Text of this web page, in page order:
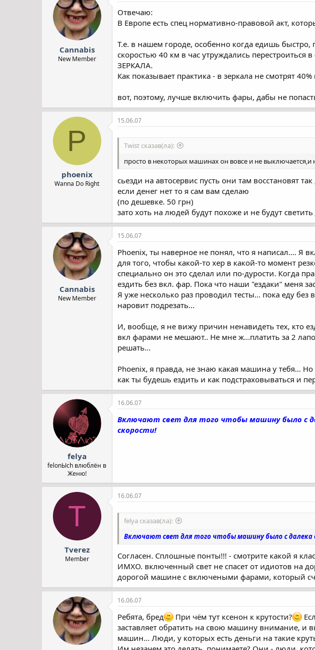
Cannabis
New Member
Отвечаю:
В Европе есть спец нормативно-правовой акт,
Т.е. в нашем городе, особенно когда едишь
скоростью 40 км в час утруждались
ЗЕРКАЛА.
Как показывает практика - в зеркала не смотрят
вот, поэтому, лучше включить фары, дабы не
P
phoenix
Wanna Do Right
15.06.07
Twist сказав(ла):
просто в некоторых машинах он вовсе и не
сьезди на автосервис пусть они там восстановят
если денег нет то я сам вам сделаю
(по дешевке. 50 грн)
зато хоть на людей будут похоже и не будут
Cannabis
New Member
15.06.07
Phoenix, ты наверное не понял, что я написал.... Я
для того, чтобы какой-то хер в какой-то момент
специально он это сделал или по-дурости. Когда
ездить без вкл. фар. Пока что наши "ездаки" меня
Я уже несколько раз проводил тесты... пока еду
наровит подрезать...
И, вообще, я не вижу причин ненавидеть тех, кто
вкл фарами не мешают.. Не мне ж...платить за 2
решать...
Phoenix, я правда, не знаю какая машина у тебя...
как ты будешь ездить и как подстраховываться и
felya
felonЫch влюблён в
Женю!
16.06.07
Включают свет для того чтобы машину было с
скорости!
T
Tverez
Member
16.06.07
felya сказав(ла):
Включают свет для того чтобы машину было с
Согласен. Сплошные понты!!! - смотрите какой я
ИМХО. включенный свет не спасет от идиотов на
дорогой машине с включеными фарами, который
16.06.07
Ребята, бред При чём тут ксенон к крутости?
заставляет обратить на свою машину внимание,
машин... Люди, у которых есть деньги на такие